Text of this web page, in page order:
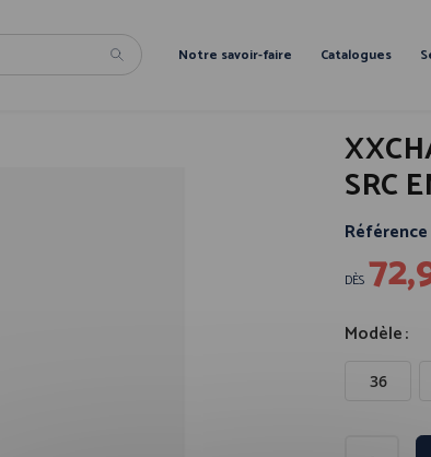
Notre savoir-faire Catalogues
SRC
Référence
DÈS
Modèle
36